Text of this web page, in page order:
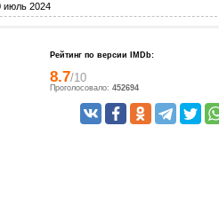
июль 2024
Рейтинг по версии IMDb:
8.7/10
Проголосовало: 452694